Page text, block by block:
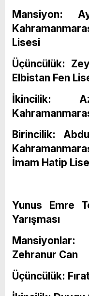
Mansiyon:
Lisesi
Üçüncülük:
Elbistan Fen
İkincilik:
Birincilik:
İmam Hatip
Yunus Emre
Yarışması
Zehranur Can
Üçüncülük: